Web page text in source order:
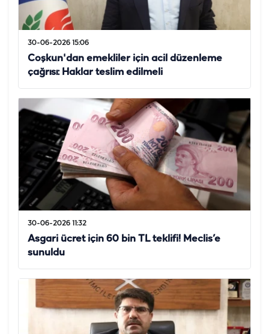
30-06-2026 15:06
Coşkun'dan emekliler için acil düzenleme
çağrısı: Haklar teslim edilmeli
30-06-2026 11:32
Asgari ücret için 60 bin TL teklifi! Meclis’e
sunuldu